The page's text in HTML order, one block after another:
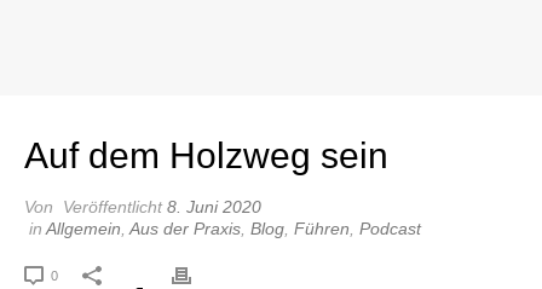
Auf dem Holzweg sein
Von Veröffentlicht8. Juni 2020
in Allgemein Aus der Praxis Blog Führen Podcast
0